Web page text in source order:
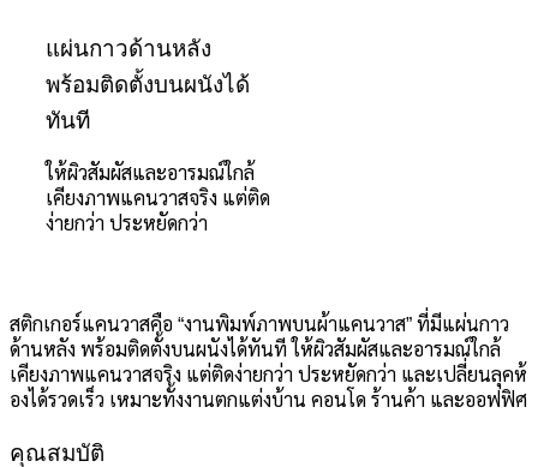
แผ่นกาวด้านหลัง
พร้อมติดตั้งบนผนังได้
ทันที
ให้ผิวสัมผัสและอารมณ์ใกล้
เคียงภาพแคนวาสจริง แต่ติด
ง่ายกว่า ประหยัดกว่า
สติกเกอร์แคนวาสคือ “งานพิมพ์ภาพบนผ้าแคนวาส” ที่มีแผ่นกาว
ด้านหลัง พร้อมติดตั้งบนผนังได้ทันที ให้ผิวสัมผัสและอารมณ์ใกล้
เคียงภาพแคนวาสจริง แต่ติดง่ายกว่า ประหยัดกว่า และเปลี่ยนลุคห้
องได้รวดเร็ว เหมาะทั้งงานตกแต่งบ้าน คอนโด ร้านค้า และออฟฟิศ
คุณสมบัติ